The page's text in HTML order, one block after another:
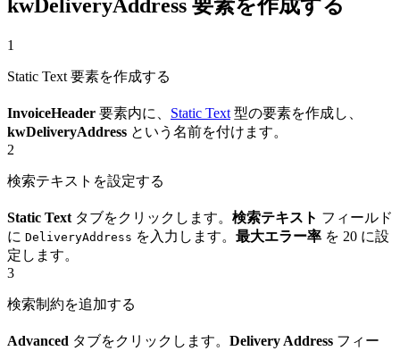
kwDeliveryAddress 要素を作成する
1
Static Text 要素を作成する
InvoiceHeader 要素内に、 Static Text 型の要素を作成し、
kwDeliveryAddress という名前を付けます。
2
検索テキストを設定する
Static Text タブをクリックします。 検索テキスト フィールド
に DeliveryAddress を入力します。 最大エラー率 を 20 に設
定します。
3
検索制約を追加する
Advanced タブをクリックします。 Delivery Address フィー